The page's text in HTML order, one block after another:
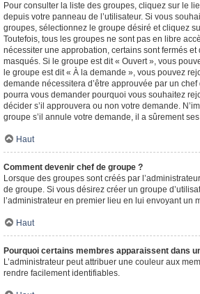
Pour consulter la liste des groupes, cliquez sur le
depuis votre panneau de l’utilisateur. Si vous
groupes, sélectionnez le groupe désiré et cliquez
Toutefois, tous les groupes ne sont pas en libre
nécessiter une approbation, certains sont fermés et
masqués. Si le groupe est dit « Ouvert », vous
le groupe est dit « À la demande », vous pouvez
demande nécessitera d’être approuvée par un
pourra vous demander pourquoi vous souhaitez
décider s’il approuvera ou non votre demande.
groupe s’il annule votre demande, il a sûrement
Haut
Comment devenir chef de groupe ?
Lorsque des groupes sont créés par
de groupe. Si vous désirez créer un groupe
l’administrateur en premier lieu en lui envoyant un
Haut
Pourquoi certains membres apparaissent dans
L’administrateur peut attribuer une couleur aux
rendre facilement identifiables.